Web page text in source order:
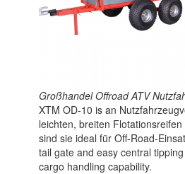
Großhandel Offroad ATV
XTM OD-10 is an
leichten, breiten
sind sie ideal für Off-Road-
tail gate and easy central
cargo handling capability.